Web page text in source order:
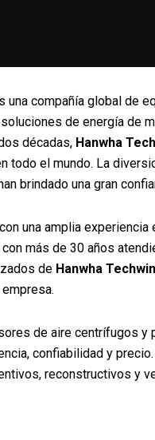
una compañía global de
de energía de
décadas, Hanwha
todo el mundo. La
brindado una gran
una amplia
más de 30 años
de Hanwha Techwin
de aire centrífugos
confiabilidad y
reconstructivos y